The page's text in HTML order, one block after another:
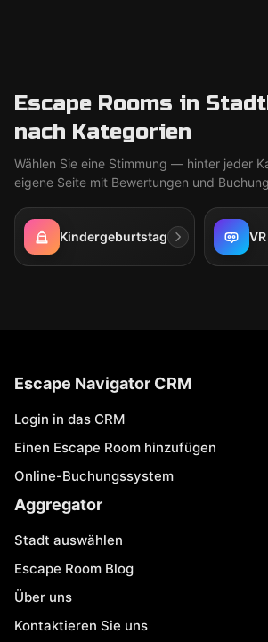
Escape Rooms in
nach Kategorien
Wählen Sie eine Stimmung — hinter jeder
eigene Seite mit Bewertungen und
Kindergeburtstag VR
Escape Navigator CRM
Login in das CRM
Einen Escape Room hinzufügen
Online-Buchungssystem
Aggregator
Stadt auswählen
Escape Room Blog
Über uns
Kontaktieren Sie uns